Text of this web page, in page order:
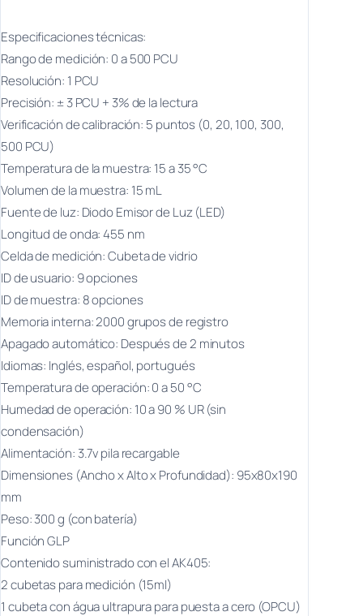
Especificaciones técnicas:
Rango de medición: 0 a 500 PCU
Resolución: 1 PCU
Precisión: ± 3 PCU + 3% de la lectura
Verificación de calibración: 5 puntos (0, 20, 100, 300,
500 PCU)
Temperatura de la muestra: 15 a 35 °C
Volumen de la muestra: 15 mL
Fuente de luz: Diodo Emisor de Luz (LED)
Longitud de onda: 455 nm
Celda de medición: Cubeta de vidrio
ID de usuario: 9 opciones
ID de muestra: 8 opciones
Memoria interna: 2000 grupos de registro
Apagado automático: Después de 2 minutos
Idiomas: Inglés, español, portugués
Temperatura de operación: 0 a 50 °C
Humedad de operación: 10 a 90 % UR (sin
condensación)
Alimentación: 3.7v pila recargable
Dimensiones (Ancho x Alto x Profundidad): 95x80x190
mm
Peso: 300 g (con batería)
Función GLP
Contenido suministrado con el AK405:
2 cubetas para medición (15ml)
1 cubeta con água ultrapura para puesta a cero (OPCU)